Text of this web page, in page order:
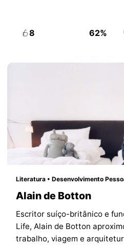
8 62%
Literatura • Desenvolvimento
Alain de Botton
Escritor suíço-britânico e
Life, Alain de Botton
trabalho, viagem e